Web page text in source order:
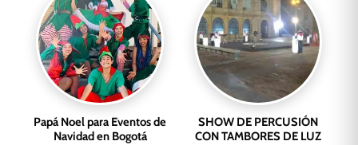
Papá Noel para Eventos de
Navidad en Bogotá
SHOW DE PERCUSIÓN
CON TAMBORES DE LUZ